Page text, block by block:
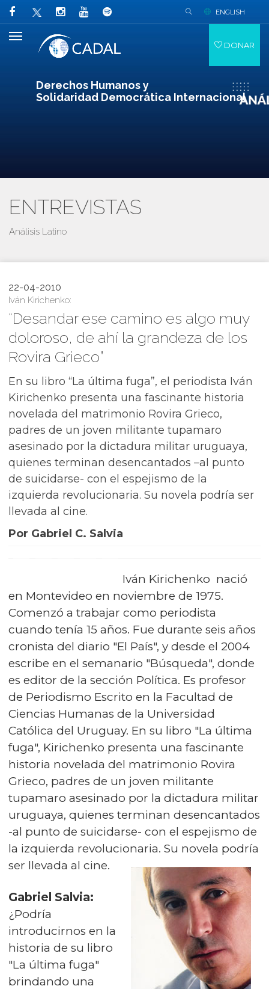
Derechos Humanos y
Solidaridad Democrática Internacional
ENGLISH
DONAR
ENTREVISTAS
Análisis Latino
22-04-2010
Iván Kirichenko:
“Desandar ese camino es algo muy
doloroso, de ahí la grandeza de los
Rovira Grieco”
En su libro “La última fuga”, el periodista Iván
Kirichenko presenta una fascinante historia
novelada del matrimonio Rovira Grieco,
padres de un joven militante tupamaro
asesinado por la dictadura militar uruguaya,
quienes terminan desencantados –al punto
de suicidarse- con el espejismo de la
izquierda revolucionaria. Su novela podría ser
llevada al cine.
Por Gabriel C. Salvia
Iván Kirichenko nació
en Montevideo en noviembre de 1975.
Comenzó a trabajar como periodista
cuando tenía 15 años. Fue durante seis años
cronista del diario "El País", y desde el 2004
escribe en el semanario "Búsqueda", donde
es editor de la sección Política. Es profesor
de Periodismo Escrito en la Facultad de
Ciencias Humanas de la Universidad
Católica del Uruguay. En su libro "La última
fuga", Kirichenko presenta una fascinante
historia novelada del matrimonio Rovira
Grieco, padres de un joven militante
tupamaro asesinado por la dictadura militar
uruguaya, quienes terminan desencantados
-al punto de suicidarse- con el espejismo de
la izquierda revolucionaria. Su novela podría
ser llevada al cine.
Gabriel Salvia:
¿Podría
introducirnos en la
historia de su libro
"La última fuga"
brindando una